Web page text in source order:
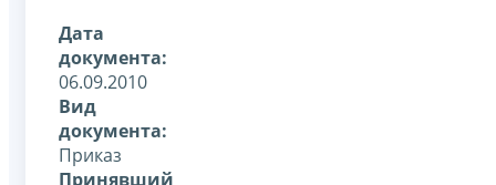
Дата
документа:
06.09.2010
Вид
документа:
Приказ
Принявший